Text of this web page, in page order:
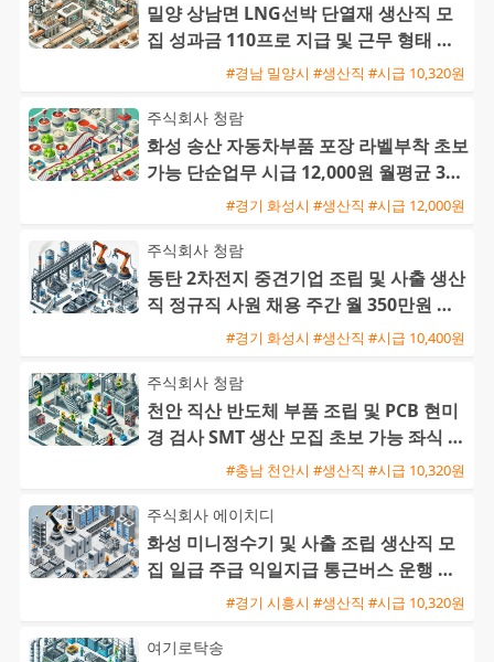
밀양 상남면 LNG선박 단열재 생산직 모
집 성과금 110프로 지급 및 근무 형태 선
#경남 밀양시 #생산직 #시급 10,320원
주식회사 청람
화성 송산 자동차부품 포장 라벨부착 초보
가능 단순업무 시급 12,000원 월평균 300
#경기 화성시 #생산직 #시급 12,000원
주식회사 청람
동탄 2차전지 중견기업 조립 및 사출 생산
직 정규직 사원 채용 주간 월 350만원 및
교대 월 370만원#경기 화성시 #생산직 #시급 10,400원
주식회사 청람
천안 직산 반도체 부품 조립 및 PCB 현미
경 검사 SMT 생산 모집 초보 가능 좌식 근
#충남 천안시 #생산직 #시급 10,320원
주식회사 에이치디
화성 미니정수기 및 사출 조립 생산직 모
집 일급 주급 익일지급 통근버스 운행 초
#경기 시흥시 #생산직 #시급 10,320원
여기로탁송